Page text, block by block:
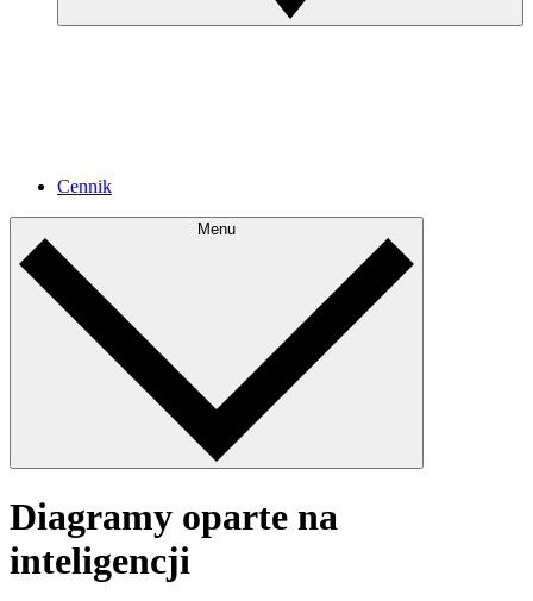
Cennik
Menu
Diagramy oparte na
inteligencji